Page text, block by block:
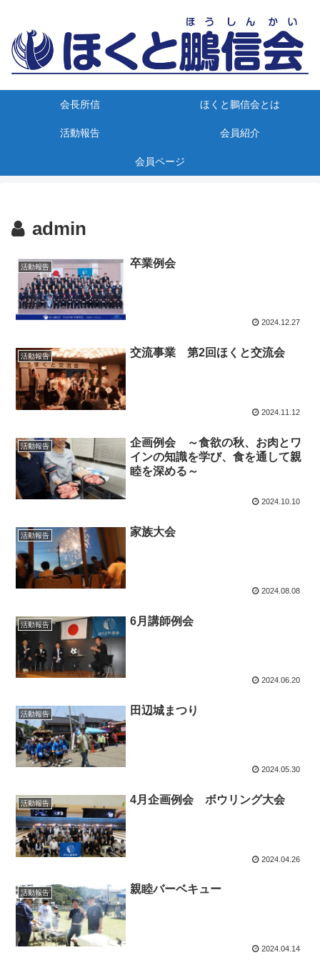
会長所信 ほくと鵬信会とは
活動報告 会員紹介
会員ページ
admin
活動報告 卒業例会
2024.12.27
活動報告 交流事業 第2回ほくと交流会
2024.11.12
活動報告
企画例会 ～食欲の秋、お肉とワ
インの知識を学び、食を通して親
睦を深める～
2024.10.10
活動報告 家族大会
2024.08.08
活動報告 6月講師例会
2024.06.20
活動報告 田辺城まつり
2024.05.30
活動報告 4月企画例会 ボウリング大会
2024.04.26
活動報告 親睦バーベキュー
2024.04.14